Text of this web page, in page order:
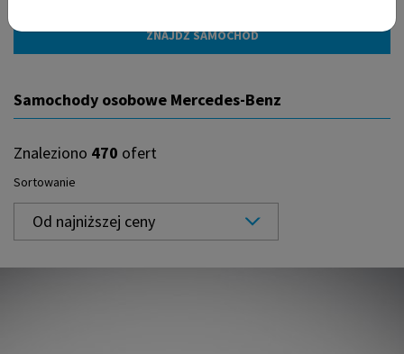
Samochody osobowe Mercedes-Benz
Znaleziono 470 ofert
Sortowanie
Od najniższej ceny